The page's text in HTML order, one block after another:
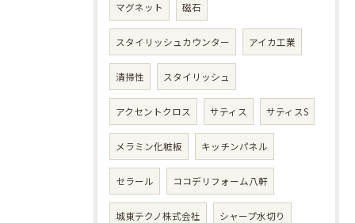
マグネット 磁石
スタイリッシュカウンター アイカ工業
清掃性 スタイリッシュ
アクセントクロス サティス サティスS
メラミン化粧板 キッチンパネル
セラール ココデリフォーム八軒
城東テクノ株式会社 シャープ水切り